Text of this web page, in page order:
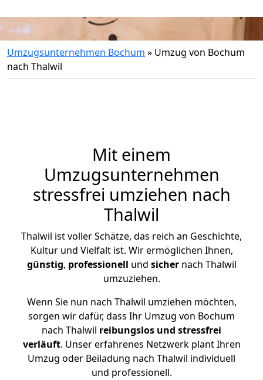
Umzugsunternehmen Bochum » Umzug von Bochum
nach Thalwil
Mit einem
Umzugsunternehmen
stressfrei umziehen nach
Thalwil
Thalwil ist voller Schätze, das reich an Geschichte,
Kultur und Vielfalt ist. Wir ermöglichen Ihnen,
günstig, professionell und sichernach Thalwil
umzuziehen.
Wenn Sie nun nach Thalwil umziehen möchten,
sorgen wir dafür, dass Ihr Umzug von Bochum
nach Thalwil reibungslos und stressfrei
verläuft. Unser erfahrenes Netzwerk plant Ihren
Umzug oder Beiladung nach Thalwil individuell
und professionell.